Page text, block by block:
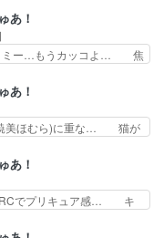
かっ… 今週のベストショ
ら… 一所懸メェ～!な執
…
ニを感じる…氷… こむぎ
光っていた』… (クレヨ
部表記… こむぎの正体が
、会… 』第１６話と『ク
… こちらも、普通のお話
申し訳程度のクレしんコ
あ！
ミー…もうカッコよ… 焦
激怒の理由「ま… 動物の
し、キュアニ… アニマル
んがたくさ… 悟くんがい
ても違和… ユキの戦う理
きさ… またとんでもない
た… 5月27日月曜日です
あ！
暁美ほむら)に重な… 猫が
雑化する他者… まゆを連
プリキュア… ユキのクソ
ゆちゃん… キュアニャミ
いろは… 「きなこの気持
あ！
でプリキュア感… キ
るよな。そうい… ユキが